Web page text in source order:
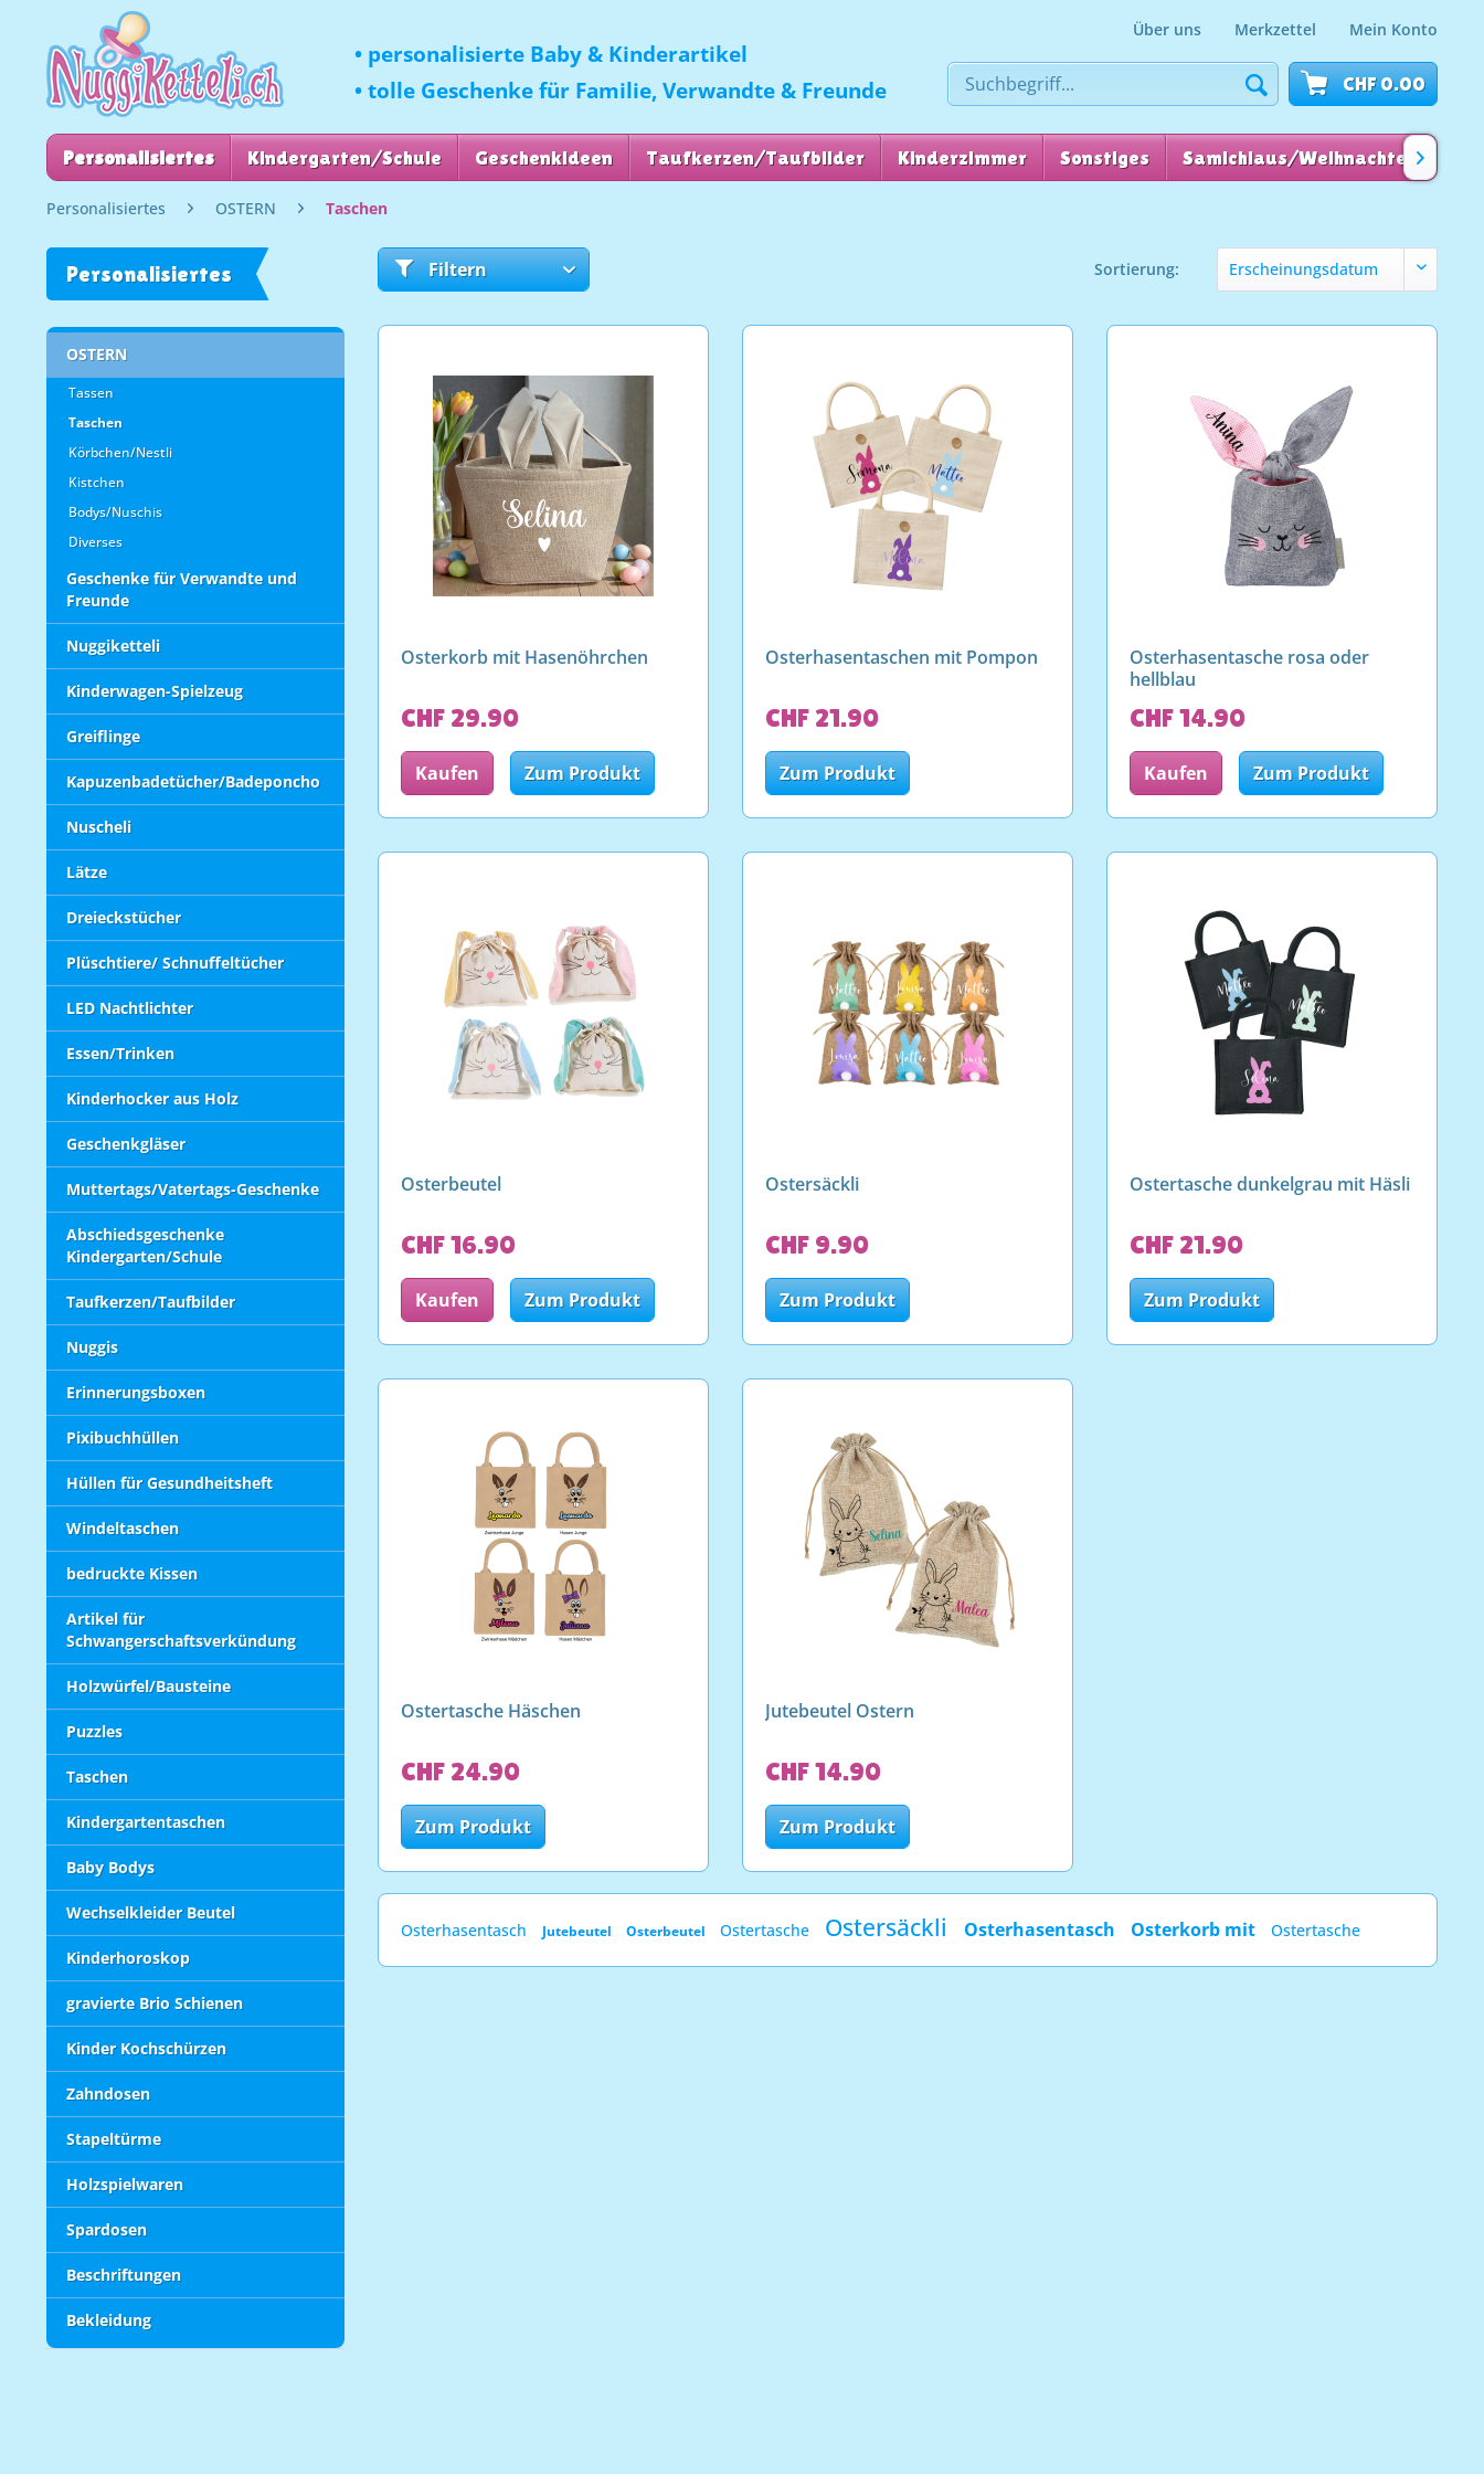
• personalisierte Baby & Kinderartikel
• tolle Geschenke für Familie, Verwandte & Freunde
Über uns Merkzettel Mein Konto
CHF 0.00
Personalisiertes Kindergarten/Schule Geschenkideen Taufkerzen/Taufbilder Kinderzimmer Sonstiges Samichlaus/Weihnachten
Personalisiertes OSTERN Taschen
Personalisiertes
OSTERN
Tassen
Taschen
Körbchen/Nestli
Kistchen
Bodys/Nuschis
Diverses
Geschenke für Verwandte und
Freunde
Nuggiketteli
Kinderwagen-Spielzeug
Greiflinge
Kapuzenbadetücher/Badeponcho
Nuscheli
Lätze
Dreieckstücher
Plüschtiere/ Schnuffeltücher
LED Nachtlichter
Essen/Trinken
Kinderhocker aus Holz
Geschenkgläser
Muttertags/Vatertags-Geschenke
Abschiedsgeschenke
Kindergarten/Schule
Taufkerzen/Taufbilder
Nuggis
Erinnerungsboxen
Pixibuchhüllen
Hüllen für Gesundheitsheft
Windeltaschen
bedruckte Kissen
Artikel für
Schwangerschaftsverkündung
Holzwürfel/Bausteine
Puzzles
Taschen
Kindergartentaschen
Baby Bodys
Wechselkleider Beutel
Kinderhoroskop
gravierte Brio Schienen
Kinder Kochschürzen
Zahndosen
Stapeltürme
Holzspielwaren
Spardosen
Beschriftungen
Bekleidung
Filtern Sortierung:
Osterkorb mit Hasenöhrchen
CHF 29.90
Kaufen Zum Produkt
Osterhasentaschen mit Pompon
CHF 21.90
Zum Produkt
Osterhasentasche rosa oder
hellblau
CHF 14.90
Kaufen Zum Produkt
Osterbeutel
CHF 16.90
Kaufen Zum Produkt
Ostersäckli
CHF 9.90
Zum Produkt
Ostertasche dunkelgrau mit Häsli
CHF 21.90
Zum Produkt
Ostertasche Häschen
CHF 24.90
Zum Produkt
Jutebeutel Ostern
CHF 14.90
Zum Produkt
Osterhasentasch Jutebeutel Osterbeutel Ostertasche Ostersäckli Osterhasentasch Osterkorb mit Ostertasche